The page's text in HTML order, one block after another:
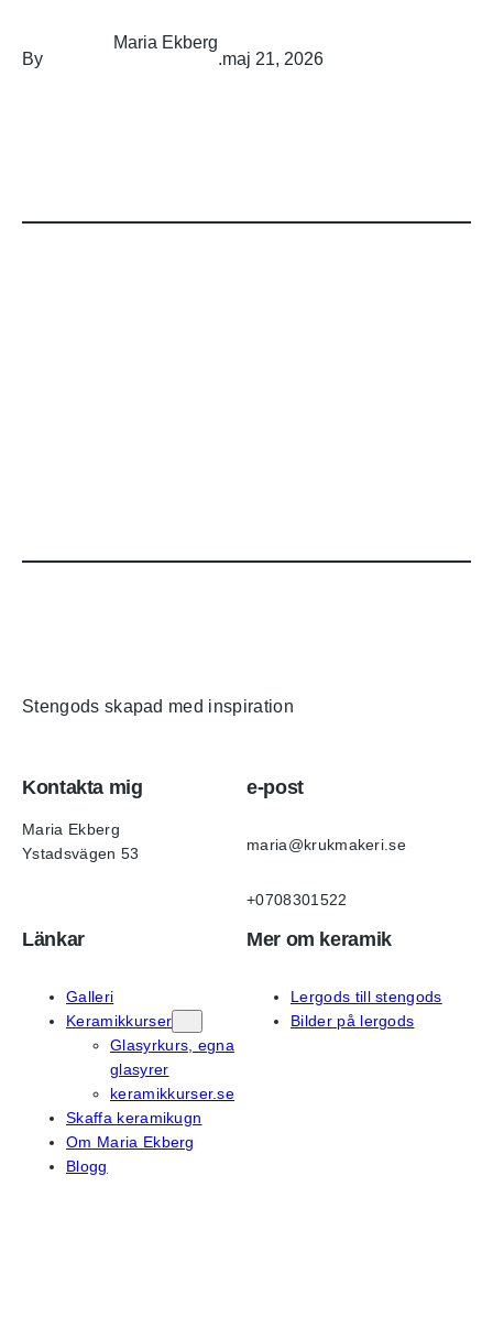
By
Maria Ekberg
.maj 21, 2026
Stengods skapad med inspiration
Kontakta mig
Maria Ekberg
Ystadsvägen 53
e-post
maria@krukmakeri.se
+0708301522
Länkar
Galleri
Keramikkurser
Glasyrkurs, egna
glasyrer
keramikkurser.se
Skaffa keramikugn
Om Maria Ekberg
Blogg
Mer om keramik
Lergods till stengods
Bilder på lergods